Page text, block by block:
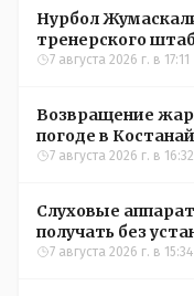
Нурбол
тренерского
Казахстана по
7 августа 2026 г. в 17:11
Возвращение
погоде в
7 августа 2026 г. в 16:32
Слуховые
получать без
7 августа 2026 г. в 15:34